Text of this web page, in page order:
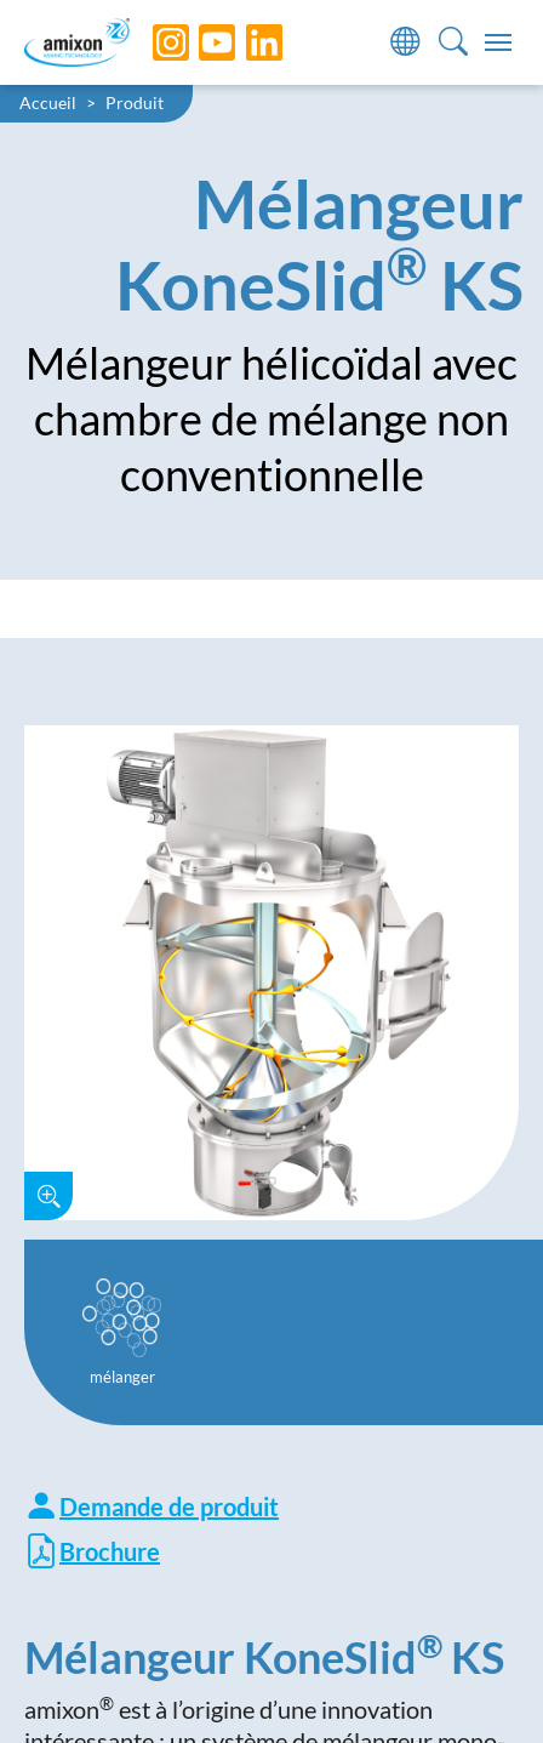
Skip to main navigation
Skip to main content
Skip to page footer
You are here:
Accueil Produit
Mélangeur
KoneSlid® KS
Mélangeur hélicoïdal avec
chambre de mélange non
conventionnelle
mélanger
Demande de produit
Brochure
Mélangeur KoneSlid® KS
amixon® est à l’origine d’une innovation